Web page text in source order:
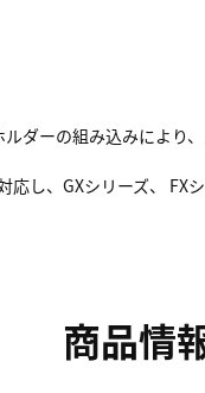
ダーの組み込みにより
し、GXシリーズ、 FX
商品情